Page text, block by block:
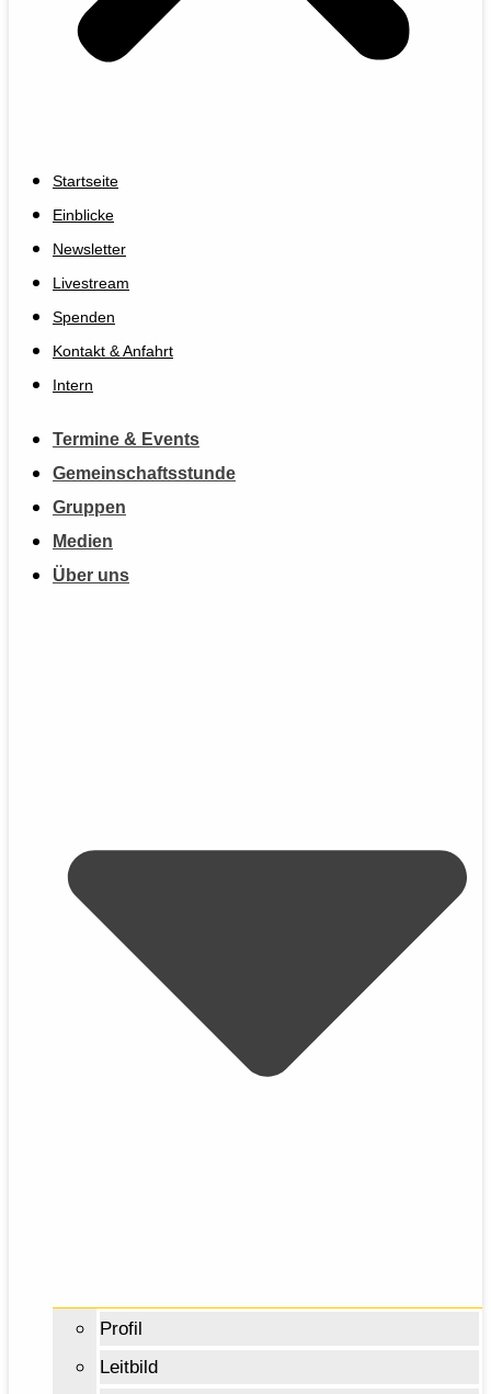
Startseite
Einblicke
Newsletter
Livestream
Spenden
Kontakt & Anfahrt
Intern
Termine & Events
Gemeinschaftsstunde
Gruppen
Medien
Über uns
Profil
Leitbild